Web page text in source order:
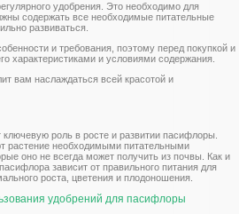
удобрения. Это необходимо для
содержать все необходимые питательные
развиваться.
и требования, поэтому перед покупкой и
характеристиками и условиями содержания.
вам наслаждаться всей красотой и
ключевую роль в росте и развитии пасифлоры.
растение необходимыми питательными
оно не всегда может получить из почвы. Как и
зависит от правильного питания для
роста, цветения и плодоношения.
удобрений для пасифлоры